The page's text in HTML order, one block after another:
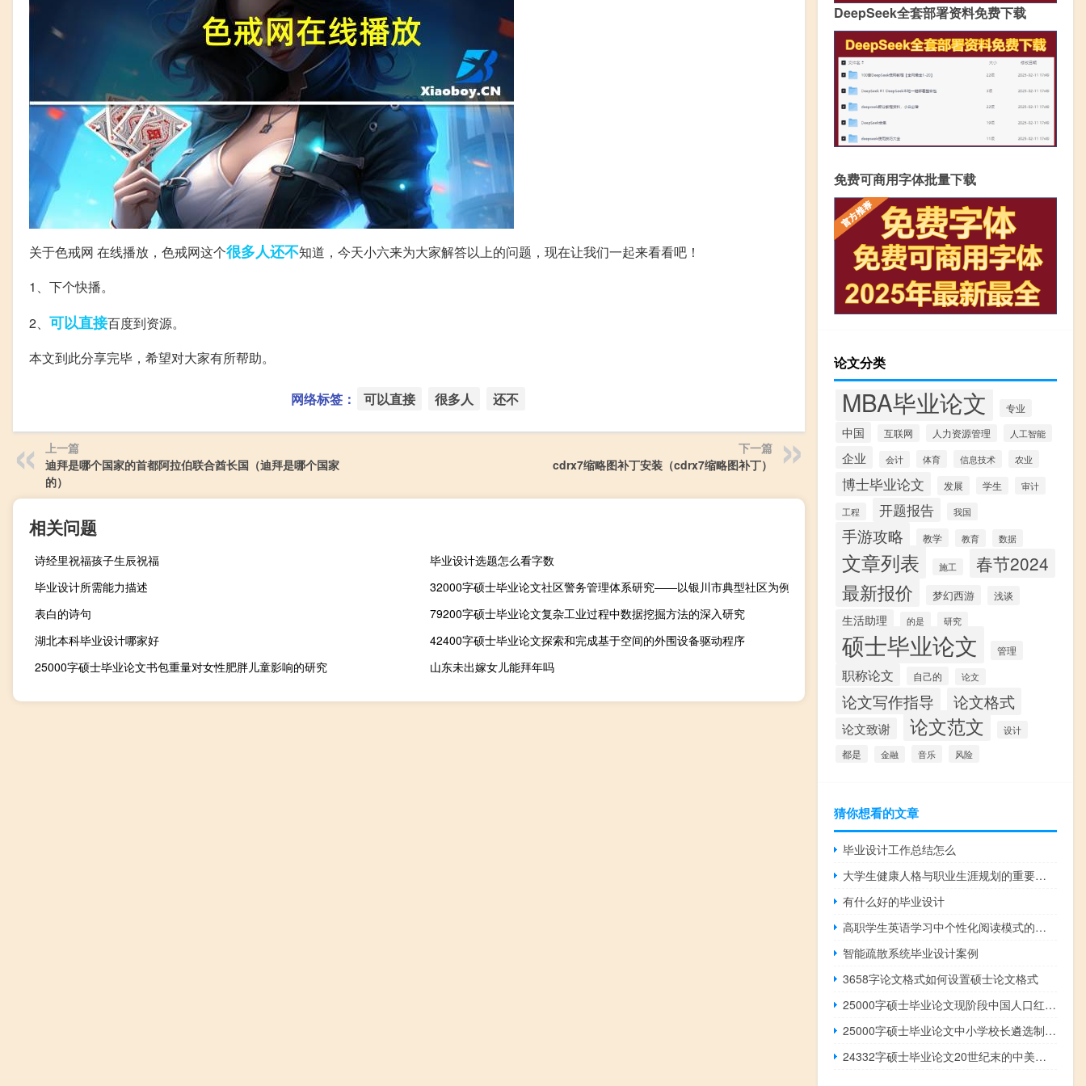
关于色戒网 在线播放，色戒网这个很多人还不知道，今天小六来为大家解答以上的问题，现在让我们一起来看看吧！
1、下个快播。
2、 可以直接百度到资源。
本文到此分享完毕，希望对大家有所帮助。
网络标签： 可以直接 很多人 还不
上一篇
迪拜是哪个国家的首都阿拉伯联合酋长国（迪拜是哪个国家
的）
下一篇
cdrx7缩略图补丁安装（cdrx7缩略图补丁）
相关问题
诗经里祝福孩子生辰祝福
毕业设计选题怎么看字数
毕业设计所需能力描述
32000字硕士毕业论文社区警务管理体系研究——以银川市典型社区为例
表白的诗句
79200字硕士毕业论文复杂工业过程中数据挖掘方法的深入研究
湖北本科毕业设计哪家好
42400字硕士毕业论文探索和完成基于空间的外围设备驱动程序
25000字硕士毕业论文书包重量对女性肥胖儿童影响的研究
山东未出嫁女儿能拜年吗
DeepSeek全套部署资料免费下载
免费可商用字体批量下载
论文分类
MBA毕业论文 专业
中国 互联网 人力资源管理 人工智能
企业 会计 体育 信息技术 农业
博士毕业论文 发展 学生
审计
工程
开题报告 我国
手游攻略 教学 教育 数据
文章列表 施工 春节2024
最新报价 梦幻西游 浅谈
生活助理 的是 研究
硕士毕业论文 管理
职称论文 自己的 论文
论文写作指导 论文格式
论文致谢 论文范文
设计
都是
金融 音乐 风险
猜你想看的文章
毕业设计工作总结怎么
大学生健康人格与职业生涯规划的重要性,个人职业生涯规划书中人格特质测试与评价中的气质范畴...
有什么好的毕业设计
高职学生英语学习中个性化阅读模式的运用,如何构建小学英语图画书阅读教学模式
智能疏散系统毕业设计案例
3658字论文格式如何设置硕士论文格式
25000字硕士毕业论文现阶段中国人口红利对经济增长的内在效应分析
25000字硕士毕业论文中小学校长遴选制度改革的必要性及实施策略分析
24332字硕士毕业论文20世纪末的中美军事关系